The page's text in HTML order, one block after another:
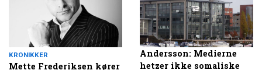
KRONIKKER
Mette Frederiksen kører
Andersson: Medierne
hetzer ikke somaliske